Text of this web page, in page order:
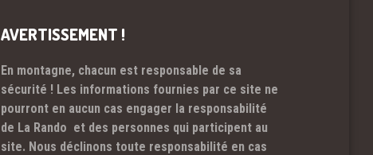
AVERTISSEMENT !
En montagne, chacun est responsable de sa
sécurité ! Les informations fournies par ce site ne
pourront en aucun cas engager la responsabilité
de La Rando et des personnes qui participent au
site. Nous déclinons toute responsabilité en cas